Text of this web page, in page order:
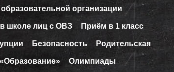
организации
школе лиц с ОВЗ Приём в 1 класс
Безопасность Родительская
Олимпиады